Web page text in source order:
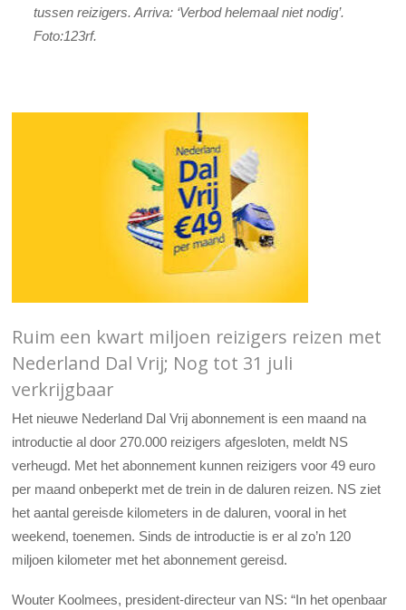
tussen reizigers. Arriva: ‘Verbod helemaal niet nodig’.
Foto:123rf.
Ruim een kwart miljoen reizigers reizen met
Nederland Dal Vrij; Nog tot 31 juli
verkrijgbaar
Het nieuwe Nederland Dal Vrij abonnement is een maand na
introductie al door 270.000 reizigers afgesloten, meldt NS
verheugd. Met het abonnement kunnen reizigers voor 49 euro
per maand onbeperkt met de trein in de daluren reizen. NS ziet
het aantal gereisde kilometers in de daluren, vooral in het
weekend, toenemen. Sinds de introductie is er al zo’n 120
miljoen kilometer met het abonnement gereisd.
Wouter Koolmees, president-directeur van NS: “In het openbaar